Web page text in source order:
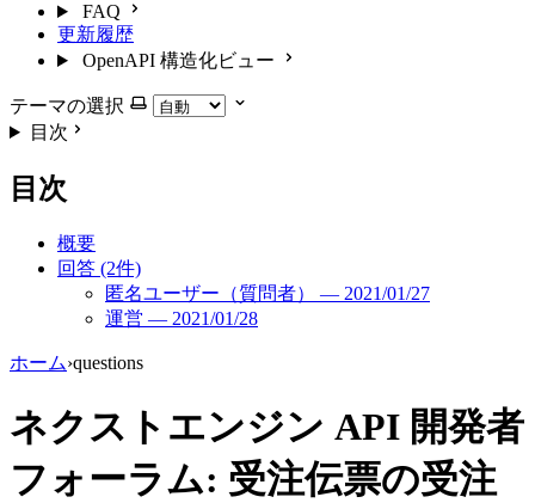
FAQ
更新履歴
OpenAPI 構造化ビュー
テーマの選択
目次
目次
概要
回答 (2件)
匿名ユーザー（質問者） — 2021/01/27
運営 — 2021/01/28
ホーム›questions
ネクストエンジン API 開発者
フォーラム: 受注伝票の受注